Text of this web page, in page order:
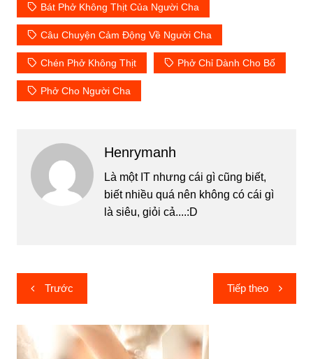
Bát Phở Không Thịt Của Người Cha
Câu Chuyện Cảm Động Về Người Cha
Chén Phở Không Thịt Phở Chỉ Dành Cho Bố
Phở Cho Người Cha
Henrymanh
Là một IT nhưng cái gì cũng biết,
biết nhiều quá nên không có cái gì
là siêu, giỏi cả....:D
Điều
hướng
bài
viết
Trước Tiếp theo